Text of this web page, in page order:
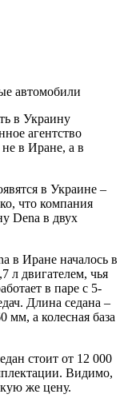
в Украину
агентство
в Иране, а в
в Украине –
что компания
Dena в двух
в Иране началось в
л двигателем, чья
в паре с 5-
Длина седана –
а колесная база
стоит от 12 000
Видимо,
же цену.